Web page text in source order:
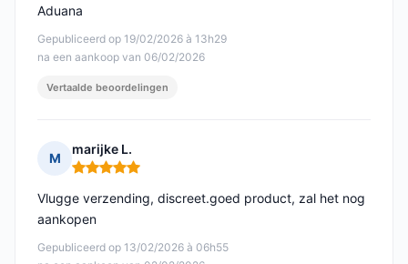
Gepubliceerd op 19/02/2026 à 13h29
na een aankoop van 06/02/2026
Aduana
Vertaalde beoordelingen
M
marijke L.
Opmerking: 5 van 5
Gepubliceerd op 13/02/2026 à 06h55
Vlugge verzending, discreet.goed product, zal het nog
aankopen